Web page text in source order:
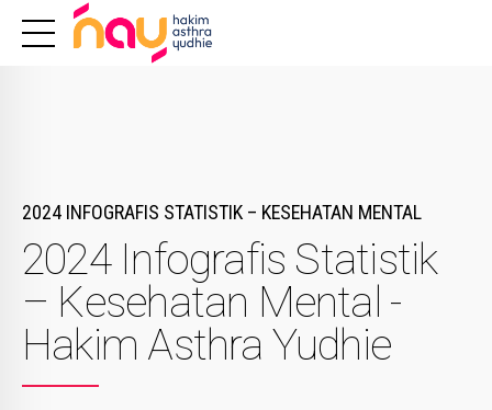
2024 INFOGRAFIS STATISTIK – KESEHATAN MENTAL
2024 Infografis Statistik
– Kesehatan Mental -
Hakim Asthra Yudhie